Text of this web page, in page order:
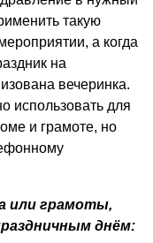
такую
а когда
на
вечеринка.
использовать для
и грамоте, но
или грамоты,
днём: